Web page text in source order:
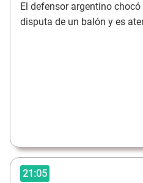
El defensor argentino
disputa de un balón y es
21:05